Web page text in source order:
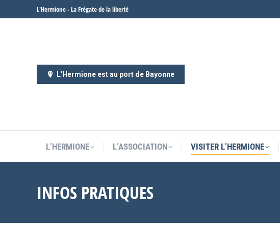
L'Hermione - La Frégate de la liberté
L'Hermione est au port de Bayonne
L’HERMIONE L’ASSOCIATION VISITER L’HERMIONE
INFOS PRATIQUES
L’HERMIONE L’ASSOCIATION VISITER L’HERMIONE